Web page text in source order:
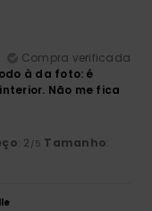
Compra verificada
à da foto: é
Não me fica
: 2 /5 Tamanho: